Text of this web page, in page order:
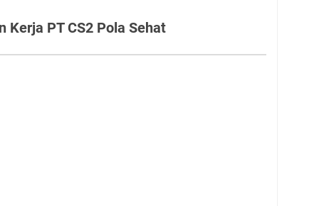
Kerja PT CS2 Pola Sehat